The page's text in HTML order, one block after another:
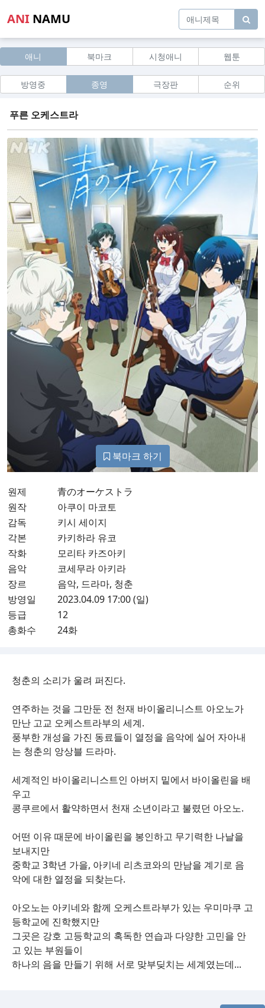
ANI NAMU
애니 북마크 시청애니 웹툰
방영중 종영 극장판 순위
푸른 오케스트라
북마크 하기
원제
青のオーケストラ
원작
아쿠이 마코토
감독
키시 세이지
각본
카키하라 유코
작화
모리타 카즈아키
음악
코세무라 아키라
장르
음악, 드라마, 청춘
방영일
2023.04.09 17:00 (일)
등급
12
총화수
24화
청춘의 소리가 울려 퍼진다.
연주하는 것을 그만둔 전 천재 바이올리니스트 아오노가
만난 고교 오케스트라부의 세계.
풍부한 개성을 가진 동료들이 열정을 음악에 실어 자아내
는 청춘의 앙상블 드라마.
세계적인 바이올리니스트인 아버지 밑에서 바이올린을 배
우고
콩쿠르에서 활약하면서 천재 소년이라고 불렸던 아오노.
어떤 이유 때문에 바이올린을 봉인하고 무기력한 나날을
보내지만
중학교 3학년 가을, 아키네 리츠코와의 만남을 계기로 음
악에 대한 열정을 되찾는다.
아오노는 아키네와 함께 오케스트라부가 있는 우미마쿠 고
등학교에 진학했지만
그곳은 강호 고등학교의 혹독한 연습과 다양한 고민을 안
고 있는 부원들이
하나의 음을 만들기 위해 서로 맞부딪치는 세계였는데...